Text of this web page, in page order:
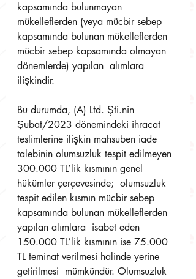
kapsamında bulunmayan
mükelleflerden (veya mücbir sebep
kapsamında bulunan mükelleflerden
mücbir sebep kapsamında olmayan
dönemlerde) yapılan  alımlara
ilişkindir.
Bu durumda, (A) Ltd. Şti.nin
Şubat/2023 dönemindeki ihracat
teslimlerine ilişkin mahsuben iade
talebinin olumsuzluk tespit edilmeyen
300.000 TL’lik kısmının genel
hükümler çerçevesinde;  olumsuzluk
tespit edilen kısmın mücbir sebep
kapsamında bulunan mükelleflerden
yapılan alımlara  isabet eden
150.000 TL’lik kısmının ise 75.000
TL teminat verilmesi halinde yerine
getirilmesi  mümkündür. Olumsuzluk